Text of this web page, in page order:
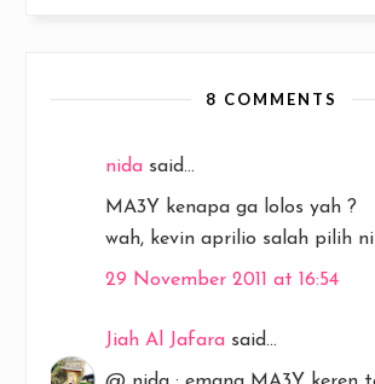
8 COMMENTS
nida said...
MA3Y kenapa ga lolos yah ?
wah, kevin aprilio salah pilih
29 November 2011 at 16:54
Jiah Al Jafara said...